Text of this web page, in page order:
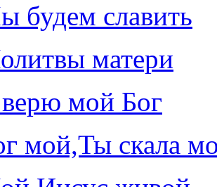
будем славить
матери
мой Бог
мой,Ты скала